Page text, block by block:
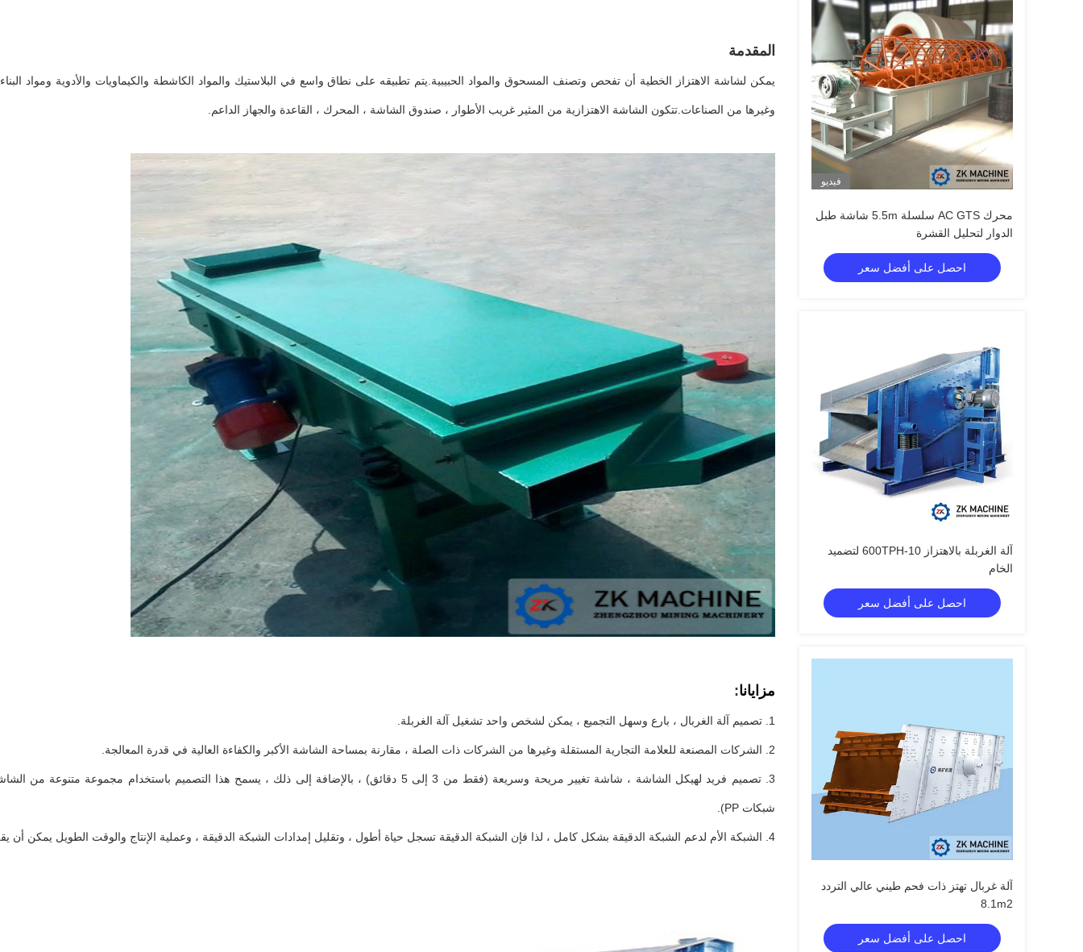
فيديو
محرك AC GTS سلسلة 5.5m شاشة طبل
الدوار لتحليل القشرة
احصل على أفضل سعر
آلة الغربلة بالاهتزاز 10-600TPH لتضميد
الخام
احصل على أفضل سعر
آلة غربال تهتز ذات فحم طيني عالي التردد
8.1m2
احصل على أفضل سعر
المقدمة
يمكن لشاشة الاهتزاز الخطية أن تفحص وتصنف المسحوق والمواد الحبيبية.يتم تطبيقه على نطاق واسع في البلاستيك والمواد الكاشطة والكيماويات والأدوية ومواد
وغيرها من الصناعات .تتكون الشاشة الاهتزازية من المثير غريب الأطوار ، صندوق الشاشة ، المحرك ، القاعدة والجهاز الداعم.
مزايانا:
1. تصميم آلة الغربال ، بارع وسهل التجميع ، يمكن لشخص واحد تشغيل آلة الغربلة.
2. الشركات المصنعة للعلامة التجارية المستقلة وغيرها من الشركات ذات الصلة ، مقارنة بمساحة الشاشة الأكبر والكفاءة العالية في قدرة المعالجة.
3. تصميم فريد لهيكل الشاشة ، شاشة تغيير مريحة وسريعة (فقط من 3 إلى 5 دقائق) ، بالإضافة إلى ذلك ، يسمح هذا التصميم باستخدام
شبكات PP).
4. الشبكة الأم لدعم الشبكة الدقيقة بشكل كامل ، لذا فإن الشبكة الدقيقة تسجل حياة أطول ، وتقليل إمدادات الشبكة الدقيقة ، وعملية الإنتاج والوقت الطويل يمكن أن يقلل الكثير من التكلفة.